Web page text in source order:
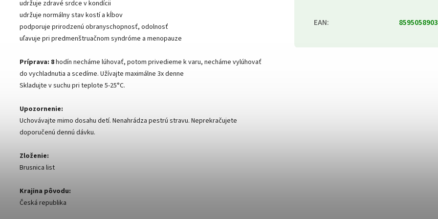
udržuje zdravé srdce v kondícii
udržuje normálny stav kostí a kĺbov
podporuje prirodzenú obranyschopnosť, odolnosť
uľavuje pri predmenštruačnom syndróme a menopauze
Príprava: 8hodín necháme lúhovať, potom privedieme k varu, necháme vylúhovať
do vychladnutia a scedíme. Užívajte maximálne 3x denne
Skladujte v suchu pri teplote 5-25°C.
Upozornenie:
Uchovávajte mimo dosahu detí. Nenahrádza pestrú stravu. Neprekračujete
doporučenú dennú dávku.
Zloženie:
Brusnica list
Krajina pôvodu:
Česká republika
EAN: